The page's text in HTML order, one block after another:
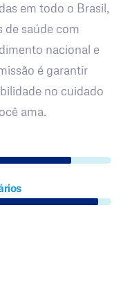
em todo o Brasil,
de saúde com
nacional e
é garantir
no cuidado
ama.